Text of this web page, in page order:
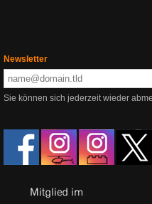
Newsletter
Sie können sich jederzeit wieder